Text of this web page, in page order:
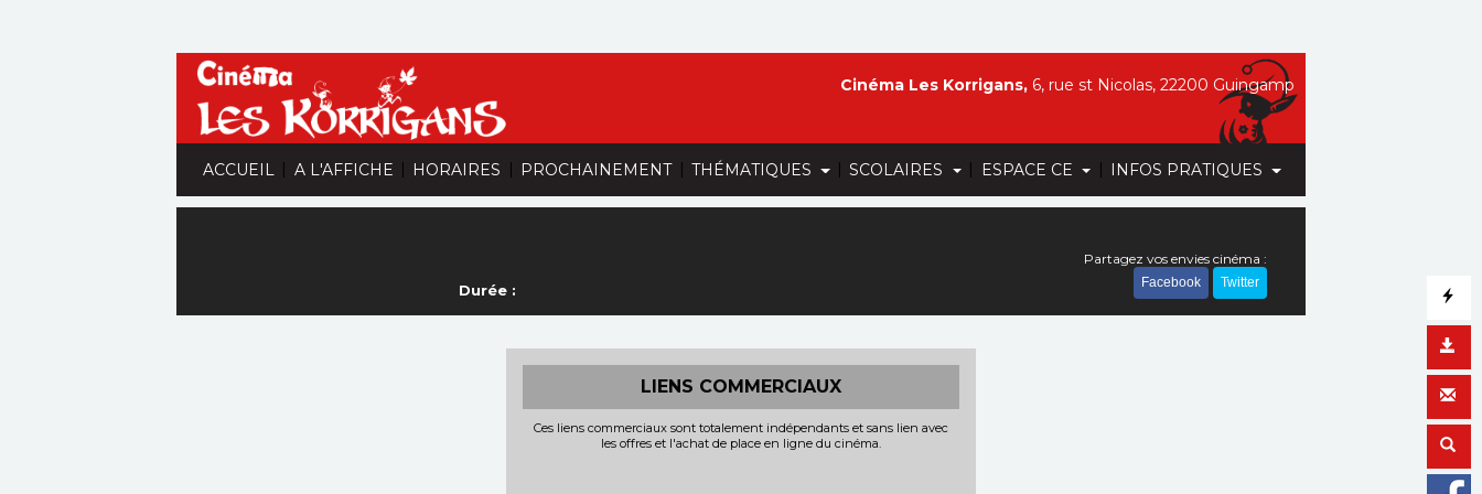
ACCUEIL | A L'AFFICHE | HORAIRES | PROCHAINEMENT | THÉMATIQUES | SCOLAIRES | ESPACE CE | INFOS PRATIQUES
Cinéma Les Korrigans, 6, rue st Nicolas, 22200 Guingamp
Durée :
Partagez vos envies cinéma :
Facebook Twitter
LIENS COMMERCIAUX
Ces liens commerciaux sont totalement indépendants et sans lien avec
les offres et l'achat de place en ligne du cinéma.